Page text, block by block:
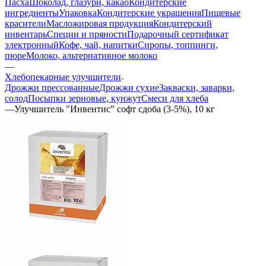
ингредиентыУпаковкаКондитерские украшенияПищевые
красителиМасложировая продукцияКондитерский
инвентарьСпеции и пряностиПодарочный сертификат
электронныйКофе, чай, напиткиСиропы, топпинги,
пюреМолоко, альтернативное молоко
—
Хлебопекарные улучшители
Дрожжи прессованныеДрожжи сухиеЗакваски, заварки,
солодПосыпки зерновые, кунжутСмеси для хлеба
—Улучшитель "Инвентис" софт сдоба (3-5%), 10 кг